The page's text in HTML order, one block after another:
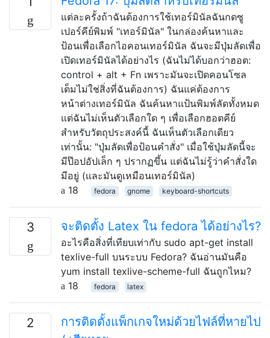
แต่ละครั้งถ้าฉันต้องการใช้เทอร์มินัลฉันกดซู
เปอร์คีย์พิมพ์ "เทอร์มินัล" ในกล่องค้นหาและ
ป้อนเพื่อเลือกไอคอนเทอร์มินัล ฉันจะมีปุ่มลัดเพื่อ
เปิดเทอร์มินัลได้อย่างไร (ฉันไม่ได้บอกว่าฮอต:
control + alt + Fn เพราะมันจะเปิดคอนโซล
เต็มไม่ใช่สิ่งที่ฉันต้องการ) ฉันแค่ต้องการ
หน้าต่างเทอร์มินัล ฉันค้นหาแป้นพิมพ์ลัดทั้งหมด
แต่ฉันไม่เห็นตัวเลือกใด ๆ เพื่อเลือกฮอตคีย์
สำหรับวัตถุประสงค์นี้ ฉันเห็นตัวเลือกเดียว
เท่านั้น: "ปุ่มลัดเพื่อป้อนคำสั่ง" เมื่อใช้ปุ่มลัดนี้จะ
มีป๊อปอัปเล็ก ๆ ปรากฏขึ้น แต่ฉันไม่รู้ว่าคำสั่งใด
มีอยู่ (และมันดูเหมือนเทอร์มินัล)
18
fedora gnome keyboard-shortcuts
3 จะติดตั้ง Latex ใน fedora ได้อย่างไร?
อะไรคือสิ่งที่เทียบเท่ากับ sudo apt-get install
texlive-full บนระบบ Fedora? ฉันอ่านมันคือ
yum install texlive-scheme-full ฉันถูกไหม?
18
fedora latex
2
การติดตั้งแพ็กเกจใหม่ด้วยไฟล์ที่หายไป